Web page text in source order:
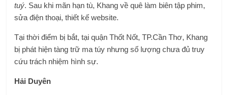
tuý. Sau khi mãn hạn tù, Khang về quê làm biên tập phim,
sửa điện thoại, thiết kế website.
Tại thời điểm bị bắt, tại quận Thốt Nốt, TP.Cần Thơ, Khang
bị phát hiện tàng trữ ma túy nhưng số lượng chưa đủ truy
cứu trách nhiệm hình sự.
Hải Duyên